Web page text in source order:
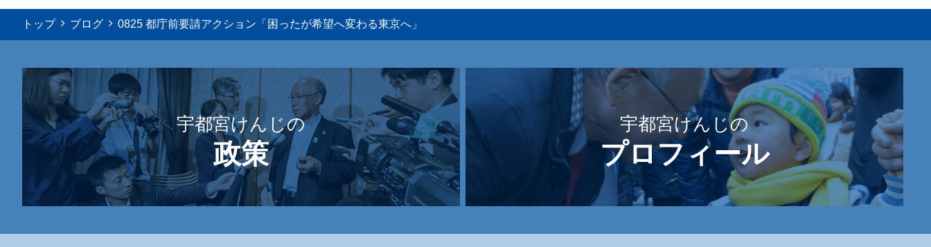
トップ ブログ 0825 都庁前要請アクション「困ったが希望へ変わる東京へ」
宇都宮けんじの
政策
宇都宮けんじの
プロフィール